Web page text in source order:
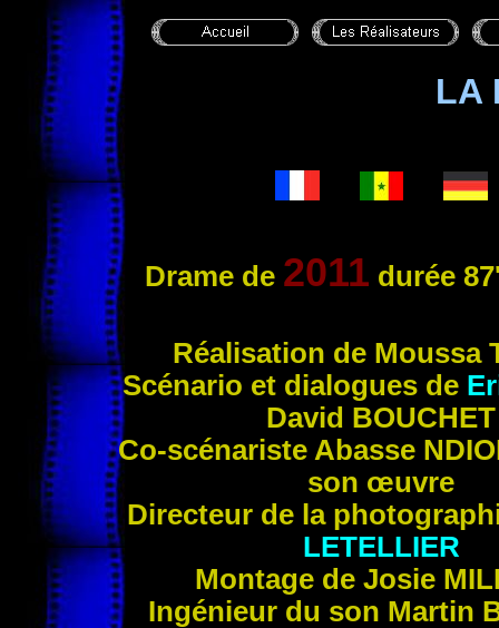
LA
Drame de 2011 durée
Réalisation de Moussa
Scénario et dialogues de
David BOUCHET
Co-scénariste Abasse
son œuvre
Directeur de la
LETELLIER
Montage de Josie
Ingénieur du son Martin